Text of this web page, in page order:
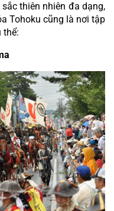
thiên nhiên đa dạng,
Tohoku cũng là nơi tập
thể: